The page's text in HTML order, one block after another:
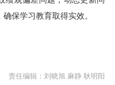
保学习教育取得实效。
责任编辑：刘晓旭 麻静 耿明阳